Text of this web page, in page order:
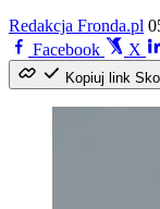
Redakcja Fronda.pl
Facebook
X
Kopiuj link